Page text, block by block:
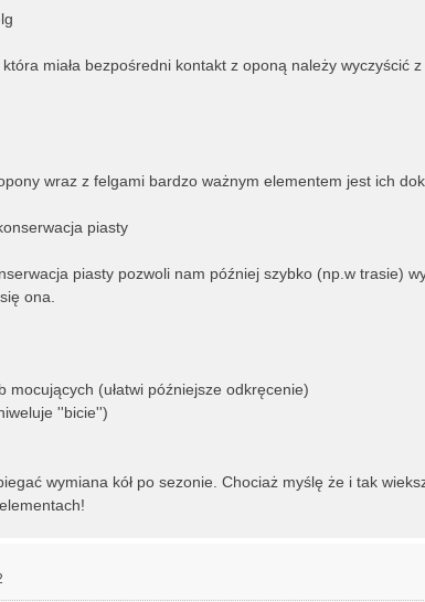
miała bezpośredni kontakt z oponą należy wyczyścić
wraz z felgami bardzo ważnym elementem jest ich
piasty
piasty pozwoli nam później szybko (np.w trasie)
ona.
mocujących (ułatwi późniejsze odkręcenie)
''bicie'')
wymiana kół po sezonie. Chociaż myślę że i tak